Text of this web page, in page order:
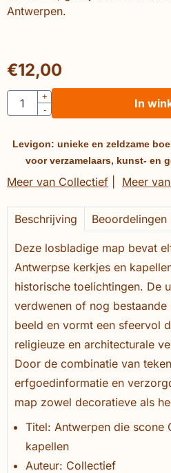
Antwerpen.
€12,00
Aantal
+
-
In
Levigon: unieke en zeldzame
voor verzamelaars, kunst- en
Meer van Collectief Meer
Beschrijving Beoordelingen
Deze losbladige map bevat
Antwerpse kerkjes en
historische toelichtingen. De
verdwenen of nog
beeld en vormt een sfeervol
religieuze en architecturale
Door de combinatie van
erfgoedinformatie en
map zowel decoratieve als
Titel: Antwerpen die scone
kapellen
Auteur: Collectief